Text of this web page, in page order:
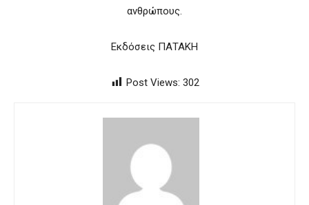
ανθρώπους.
Εκδόσεις ΠΑΤΑΚΗ
Post Views: 302